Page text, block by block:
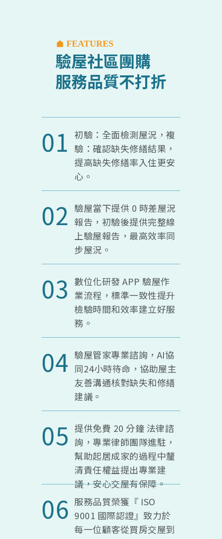
FEATURES
驗屋社區團購
服務品質不打折
01 初驗：全面檢測屋況，複
驗：確認缺失修繕結果，
提高缺失修繕率入住更安
心。
02 驗屋當下提供 0 時差屋況
報告，初驗後提供完整線
上驗屋報告，最高效率同
步屋況。
03 數位化研發 APP 驗屋作
業流程，標準一致性提升
檢驗時間和效率建立好服
務。
04 驗屋管家專業諮詢，AI協
同24小時待命，協助屋主
友善溝通核對缺失和修繕
建議。
05 提供免費 20 分鐘 法律諮
詢，專業律師團隊進駐，
幫助起居成家的過程中釐
清責任權益提出專業建
議，安心交屋有保障。
06 服務品質榮獲『 ISO
9001 國際認證』致力於
每一位顧客從買房交屋到